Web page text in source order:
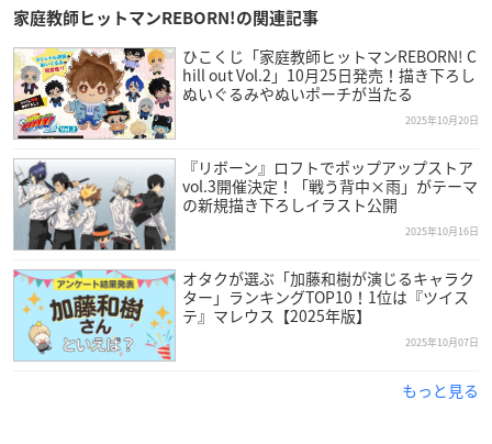
家庭教師ヒットマンREBORN!の関連記事
ひこくじ「家庭教師ヒットマンREBORN! C
hill out Vol.2」10月25日発売！描き下ろし
ぬいぐるみやぬいポーチが当たる
2025年10月20日
『リボーン』ロフトでポップアップストア
vol.3開催決定！「戦う背中×雨」がテーマ
の新規描き下ろしイラスト公開
2025年10月16日
オタクが選ぶ「加藤和樹が演じるキャラク
ター」ランキングTOP10！1位は『ツイス
テ』マレウス【2025年版】
2025年10月07日
もっと見る